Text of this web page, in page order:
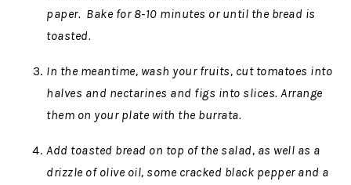
paper. Bake for 8-10 minutes or until the bread is
toasted.
In the meantime, wash your fruits, cut tomatoes into
halves and nectarines and figs into slices. Arrange
them on your plate with the burrata.
Add toasted bread on top of the salad, as well as a
drizzle of olive oil, some cracked black pepper and a